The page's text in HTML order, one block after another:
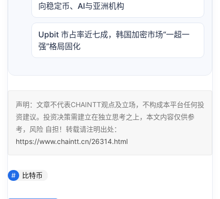
向稳定币、AI与亚洲机构
Upbit 市占率近七成，韩国加密市场“一超一
强”格局固化
声明：文章不代表CHAINTT观点及立场，不构成本平台任何投
资建议。投资决策需建立在独立思考之上，本文内容仅供参
考，风险 自担！转载请注明出处：
https://www.chaintt.cn/26314.html
比特币